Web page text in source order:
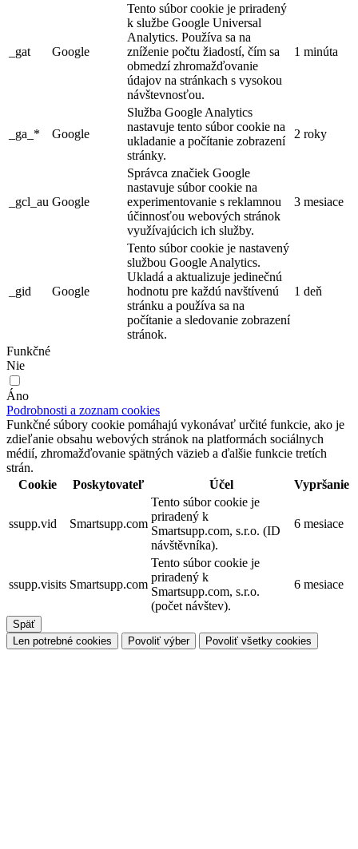
_gat Google
Tento súbor cookie je priradený
k službe Google Universal
Analytics. Používa sa na
zníženie počtu žiadostí, čím sa
obmedzí zhromažďovanie
údajov na stránkach s vysokou
návštevnosťou.
1 minúta
_ga_* Google
Služba Google Analytics
nastavuje tento súbor cookie na
ukladanie a počítanie zobrazení
stránky.
2 roky
_gcl_au Google
Správca značiek Google
nastavuje súbor cookie na
experimentovanie s reklamnou
účinnosťou webových stránok
využívajúcich ich služby.
3 mesiace
_gid Google
Tento súbor cookie je nastavený
službou Google Analytics.
Ukladá a aktualizuje jedinečnú
hodnotu pre každú navštívenú
stránku a používa sa na
počítanie a sledovanie zobrazení
stránok.
1 deň
Funkčné
Nie
Áno
Podrobnosti a zoznam cookies
Funkčné súbory cookie pomáhajú vykonávať určité funkcie, ako je
zdieľanie obsahu webových stránok na platformách sociálnych
médií, zhromažďovanie spätných väzieb a ďalšie funkcie tretích
strán.
Cookie
Poskytovateľ Účel Vypršanie
ssupp.vid Smartsupp.com
Tento súbor cookie je
priradený k
Smartsupp.com, s.r.o. (ID
návštěvníka).
6 mesiace
ssupp.visits Smartsupp.com
Tento súbor cookie je
priradený k
Smartsupp.com, s.r.o.
(počet návštev).
6 mesiace
Späť
Len potrebné cookies
Povoliť výber Povoliť všetky cookies